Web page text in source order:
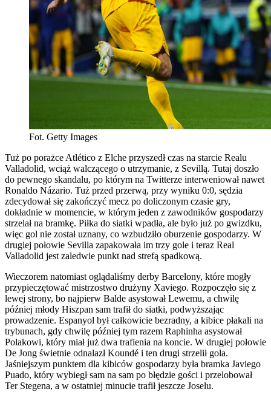
Fot. Getty Images
Tuż po porażce Atlético z Elche przyszedł czas na starcie Realu
Valladolid, wciąż walczącego o utrzymanie, z Sevillą. Tutaj doszło
do pewnego skandalu, po którym na Twitterze interweniował nawet
Ronaldo Názario. Tuż przed przerwą, przy wyniku 0:0, sędzia
zdecydował się zakończyć mecz po doliczonym czasie gry,
dokładnie w momencie, w którym jeden z zawodników gospodarzy
strzelał na bramkę. Piłka do siatki wpadła, ale było już po gwizdku,
więc gol nie został uznany, co wzbudziło oburzenie gospodarzy. W
drugiej połowie Sevilla zapakowała im trzy gole i teraz Real
Valladolid jest zaledwie punkt nad strefą spadkową.
Wieczorem natomiast oglądaliśmy derby Barcelony, które mogły
przypieczętować mistrzostwo drużyny Xaviego. Rozpoczęło się z
lewej strony, bo najpierw Balde asystował Lewemu, a chwilę
później młody Hiszpan sam trafił do siatki, podwyższając
prowadzenie. Espanyol był całkowicie bezradny, a kibice płakali na
trybunach, gdy chwilę później tym razem Raphinha asystował
Polakowi, który miał już dwa trafienia na koncie. W drugiej połowie
De Jong świetnie odnalazł Koundé i ten drugi strzelił gola.
Jaśniejszym punktem dla kibiców gospodarzy była bramka Javiego
Puado, który wybiegł sam na sam po błędzie gości i przelobował
Ter Stegena, a w ostatniej minucie trafił jeszcze Joselu.